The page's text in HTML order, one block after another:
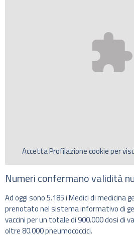
AccettaProfilazionecookie per
Numeri confermano validità
Ad oggi sono 5.185 i Medici di medicina
prenotato nel sistema informativo di
vaccini per un totale di 900.000 dosi di
oltre 80.000 pneumococcici.